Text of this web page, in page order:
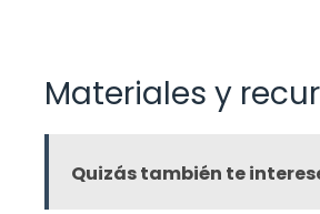
Materiales y
Quizás también te